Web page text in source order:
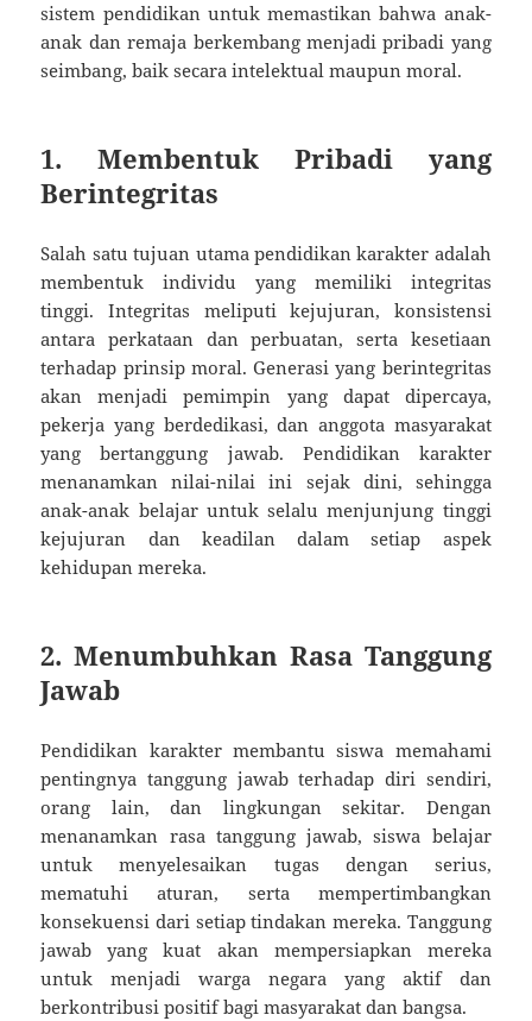
sistem pendidikan untuk memastikan bahwa anak-
anak dan remaja berkembang menjadi pribadi yang
seimbang, baik secara intelektual maupun moral.
1. Membentuk Pribadi yang
Berintegritas
Salah satu tujuan utama pendidikan karakter adalah
membentuk individu yang memiliki integritas
tinggi. Integritas meliputi kejujuran, konsistensi
antara perkataan dan perbuatan, serta kesetiaan
terhadap prinsip moral. Generasi yang berintegritas
akan menjadi pemimpin yang dapat dipercaya,
pekerja yang berdedikasi, dan anggota masyarakat
yang bertanggung jawab. Pendidikan karakter
menanamkan nilai-nilai ini sejak dini, sehingga
anak-anak belajar untuk selalu menjunjung tinggi
kejujuran dan keadilan dalam setiap aspek
kehidupan mereka.
2. Menumbuhkan Rasa Tanggung
Jawab
Pendidikan karakter membantu siswa memahami
pentingnya tanggung jawab terhadap diri sendiri,
orang lain, dan lingkungan sekitar. Dengan
menanamkan rasa tanggung jawab, siswa belajar
untuk menyelesaikan tugas dengan serius,
mematuhi aturan, serta mempertimbangkan
konsekuensi dari setiap tindakan mereka. Tanggung
jawab yang kuat akan mempersiapkan mereka
untuk menjadi warga negara yang aktif dan
berkontribusi positif bagi masyarakat dan bangsa.